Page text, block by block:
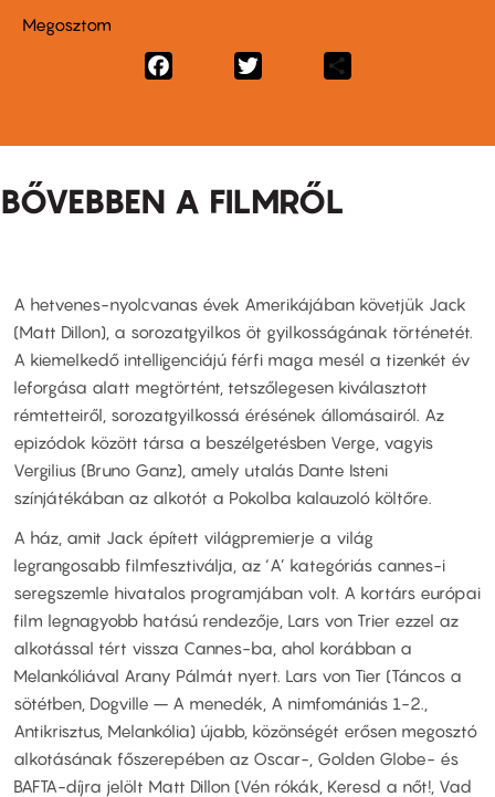
Megosztom
Facebook
BŐVEBBEN A FILMRŐL
A hetvenes-nyolcvanas évek Amerikájában követjük Jack
(Matt Dillon), a sorozatgyilkos öt gyilkosságának történetét.
A kiemelkedő intelligenciájú férfi maga mesél a tizenkét év
leforgása alatt megtörtént, tetszőlegesen kiválasztott
rémtetteiről, sorozatgyilkossá érésének állomásairól. Az
epizódok között társa a beszélgetésben Verge, vagyis
Vergilius (Bruno Ganz), amely utalás Dante Isteni
színjátékában az alkotót a Pokolba kalauzoló költőre.
A ház, amit Jack épített világpremierje a világ
legrangosabb filmfesztiválja, az ‘A’ kategóriás cannes-i
seregszemle hivatalos programjában volt. A kortárs európai
film legnagyobb hatású rendezője, Lars von Trier ezzel az
alkotással tért vissza Cannes-ba, ahol korábban a
Melankóliával Arany Pálmát nyert. Lars von Tier (Táncos a
sötétben, Dogville – A menedék, A nimfomániás 1-2.,
Antikrisztus, Melankólia) újabb, közönségét erősen megosztó
alkotásának főszerepében az Oscar-, Golden Globe- és
BAFTA-díjra jelölt Matt Dillon (Vén rókák, Keresd a nőt!, Vad